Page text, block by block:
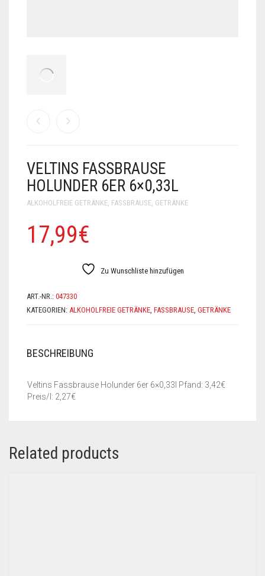
VELTINS FASSBRAUSE
HOLUNDER 6ER 6×0,33L
ALKOHOLFREIE GETRÄNKE, FASSBRAUSE, GETRÄNKE
17,99€
Zu Wunschliste hinzufügen
ART.-NR.: 047330
KATEGORIEN: ALKOHOLFREIE GETRÄNKE, FASSBRAUSE, GETRÄNKE
BESCHREIBUNG
Veltins Fassbrause Holunder 6er 6×0,33l Pfand: 3,42€
Preis/l: 2,27€
Related products